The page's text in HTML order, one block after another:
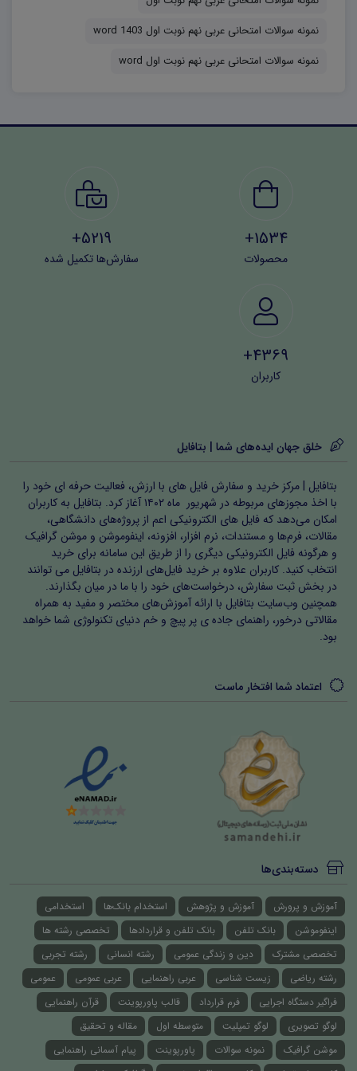
سوالات اقدام کنند:
۶۰۶۳۷۳۱۲۱۱۲۳۲۵۶۷
نمونه سوالات امتحانی عربی نهم نوبت اول 1403 word
نمونه سوالات امتحانی عربی نهم نوبت اول word
1534+
محصولات
5219+
سفارش‌ها تکمیل شده
4369+
کاربران
خلق جهان ایده‌های شما | بتافایل
بتافایل | مرکز خرید و سفارش فایل های با ارزش، فعالیت حرفه ای خود را
با اخذ مجوزهای مربوطه در شهریور ماه ۱۴۰۲ آغاز کرد. بتافایل به کاربران
امکان می‌دهد که فایل های الکترونیکی اعم از پروژه‌های دانشگاهی،
مقالات، فرم‌ها و مستندات، نرم افزار، افزونه، اینفوموشن و موشن گرافیک
و هرگونه فایل الکترونیکی دیگری را از طریق این سامانه برای خرید
انتخاب کنید. کاربران علاوه بر خرید فایل‌های ارزنده در بتافایل می توانند
در بخش ثبت سفارش، درخواست‌های خود را با ما در میان بگذارند.
همچنین وب‌سایت بتافایل با ارائه آموزش‌های مختصر و مفید به همراه
مقالاتی درخور، راهنمای جاده ی پر پیچ و خم دنیای تکنولوژی شما خواهد
بود.
اعتماد شما افتخار ماست
دسته‌بندی‌ها
آموزش و پرورش آموزش و پژوهش استخدام بانک‌ها
استخدامی
اینفوموشن
بانک تلفن بانک تلفن و قراردادها
تخصصی رشته ها
تخصصی مشترک
دین و زندگی عمومی رشته انسانی
رشته تجربی
رشته ریاضی
زیست شناسی عربی راهنمایی عربی عمومی
عمومی
فراگیر دستگاه اجرایی
فرم قرارداد قالب پاورپوینت
قرآن راهنمایی
لوگو تصویری
لوگو تمپلیت متوسطه اول
مقاله و تحقیق
موشن گرافیک
نمونه سوالات پاورپوینت
پیام آسمانی راهنمایی